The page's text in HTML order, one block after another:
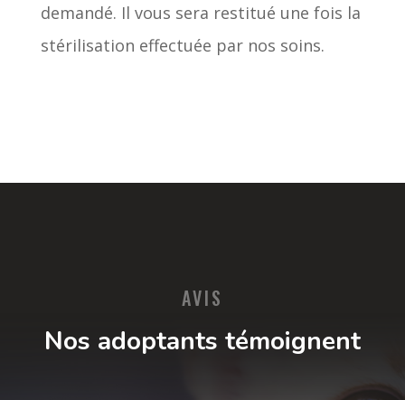
demandé. Il vous sera restitué une fois la
stérilisation effectuée par nos soins.
AVIS
Nos adoptants témoignent